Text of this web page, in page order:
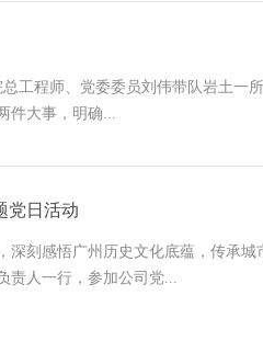
工程师、党委委员刘伟带队岩土一
件大事，明确...
党日活动
刻感悟广州历史文化底蕴，传承城
责人一行，参加公司党...